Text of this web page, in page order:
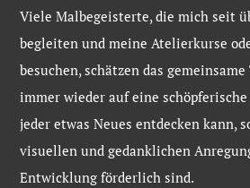
Viele Malbegeisterte, die mich seit
begleiten und meine Atelierkurse
besuchen, schätzen das
immer wieder auf eine
jeder etwas Neues entdecken kann,
visuellen und gedanklichen
Entwicklung förderlich sind.